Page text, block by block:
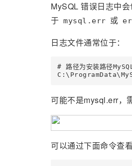
MySQL 错误日志中
于 mysql.err 或
日志文件通常位于：
# 路径为安装路径
可能不是mysql.err，
可以通过下面命令查